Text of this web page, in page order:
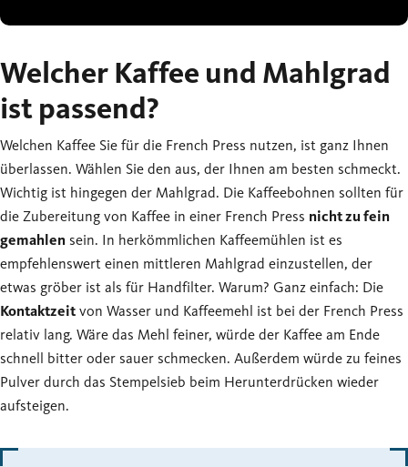
Welcher Kaffee und Mahlgrad
ist passend?
Welchen Kaffee Sie für die French Press nutzen, ist ganz Ihnen
überlassen. Wählen Sie den aus, der Ihnen am besten schmeckt.
Wichtig ist hingegen der Mahlgrad. Die Kaffeebohnen sollten für
die Zubereitung von Kaffee in einer French Press nicht zu fein
gemahlen sein. In herkömmlichen Kaffeemühlen ist es
empfehlenswert einen mittleren Mahlgrad einzustellen, der
etwas gröber ist als für Handfilter. Warum? Ganz einfach: Die
Kontaktzeit von Wasser und Kaffeemehl ist bei der French Press
relativ lang. Wäre das Mehl feiner, würde der Kaffee am Ende
schnell bitter oder sauer schmecken. Außerdem würde zu feines
Pulver durch das Stempelsieb beim Herunterdrücken wieder
aufsteigen.